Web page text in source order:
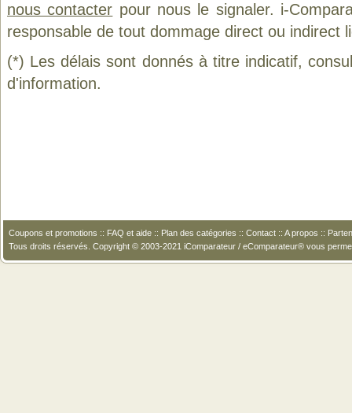
nous contacter pour nous le signaler. i-
responsable de tout dommage direct ou indirect
(*) Les délais sont donnés à titre indicatif,
d'information.
Coupons et promotions :: FAQ et aide :: Plan des catégories :: Contact :: A propos ::
Tous droits réservés. Copyright © 2003-2021 iComparateur / eComparateur® vous